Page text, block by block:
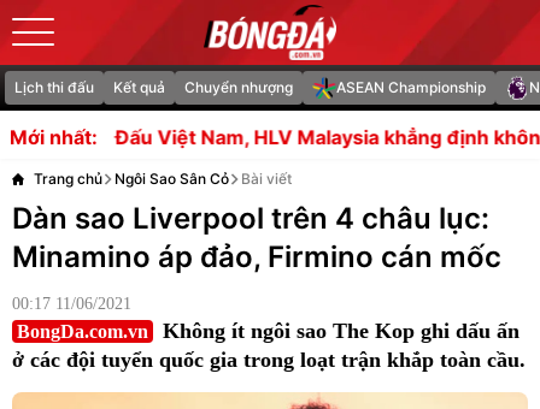
Lịch thi đấu Kết quả Chuyển nhượng ASEAN Championship
Mới nhất:
HLV Malaysia khẳng định không có gì để mất Maldini
Trang chủ Ngôi Sao Sân Cỏ Bài viết
Dàn sao Liverpool trên 4 châu lục:
Minamino áp đảo, Firmino cán mốc
00:17 11/06/2021
BongDa.com.vn
Không ít ngôi sao The Kop ghi dấu ấn
ở các đội tuyển quốc gia trong loạt trận khắp toàn cầu.